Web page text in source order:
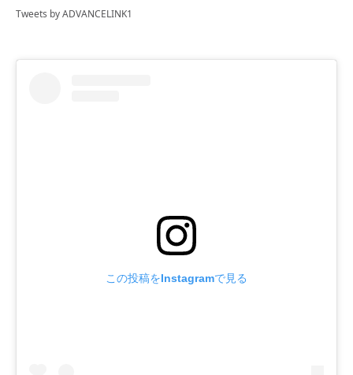
Tweets by ADVANCELINK1
この投稿をInstagramで見る